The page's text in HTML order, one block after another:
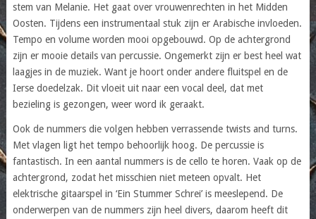
stem van Melanie. Het gaat over vrouwenrechten in het Midden
Oosten. Tijdens een instrumentaal stuk zijn er Arabische invloeden.
Tempo en volume worden mooi opgebouwd. Op de achtergrond
zijn er mooie details van percussie. Ongemerkt zijn er best heel wat
laagjes in de muziek. Want je hoort onder andere fluitspel en de
Ierse doedelzak. Dit vloeit uit naar een vocal deel, dat met
bezieling is gezongen, weer word ik geraakt.
Ook de nummers die volgen hebben verrassende twists and turns.
Met vlagen ligt het tempo behoorlijk hoog. De percussie is
fantastisch. In een aantal nummers is de cello te horen. Vaak op de
achtergrond, zodat het misschien niet meteen opvalt. Het
elektrische gitaarspel in ‘Ein Stummer Schrei’ is meeslepend. De
onderwerpen van de nummers zijn heel divers, daarom heeft dit